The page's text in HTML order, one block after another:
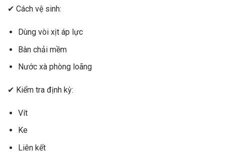
✔ Cách vệ sinh:
Dùng vòi xịt áp lực
Bàn chải mềm
Nước xà phòng loãng
✔ Kiểm tra định kỳ:
Vít
Ke
Liên kết